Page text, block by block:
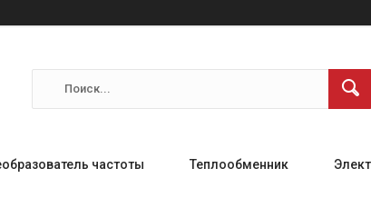
частоты Теплообменник